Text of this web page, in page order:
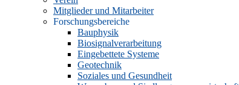
Mitglieder und Mitarbeiter
Forschungsbereiche
Bauphysik
Biosignalverarbeitung
Eingebettete Systeme
Geotechnik
Soziales und Gesundheit